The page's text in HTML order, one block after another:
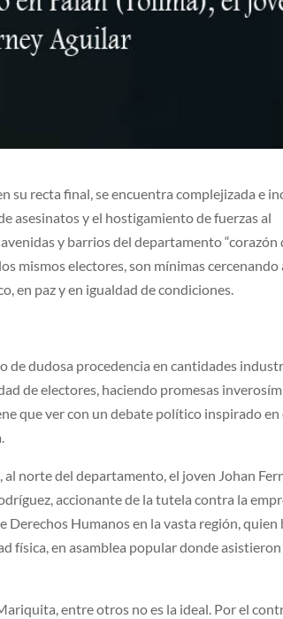
su recta final, se encuentra complejizada e
asesinatos y el hostigamiento de fuerzas al
y barrios del departamento “corazón
mismos electores, son mínimas cercenando
en paz y en igualdad de condiciones.
de dudosa procedencia en cantidades
de electores, haciendo promesas
que ver con un debate político inspirado en
al norte del departamento, el joven Johan
accionante de la tutela contra la
Humanos en la vasta región, quien
física, en asamblea popular donde asistieron
entre otros no es la ideal. Por el